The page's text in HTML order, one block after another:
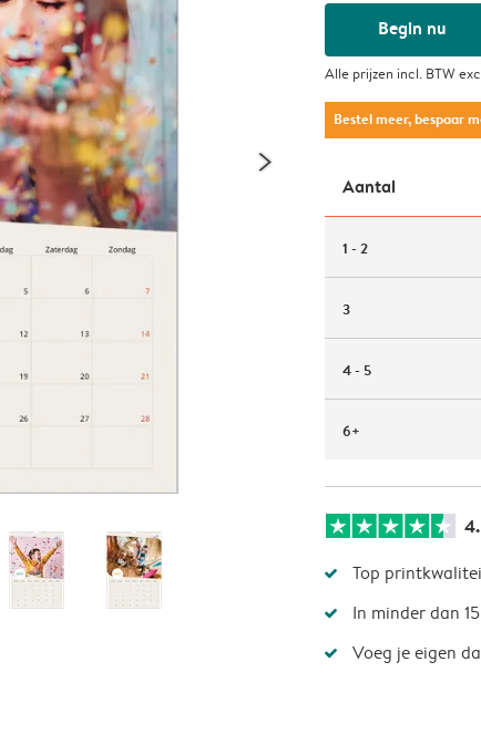
Begin nu
Alle prijzen incl. BTW
Bestel meer, bespaar
Aantal
1 - 2
3
4 - 5
6+
Top
In minder dan
Voeg je eigen